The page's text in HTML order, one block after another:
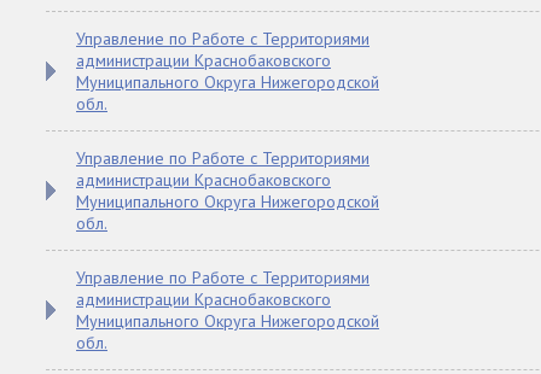
Управление по Работе с Территориями
администрации Краснобаковского
Муниципального Округа Нижегородской
обл.
Управление по Работе с Территориями
администрации Краснобаковского
Муниципального Округа Нижегородской
обл.
Управление по Работе с Территориями
администрации Краснобаковского
Муниципального Округа Нижегородской
обл.